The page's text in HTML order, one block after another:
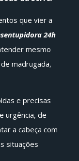
que vier a
24h
mesmo
madrugada,
e precisas
urgência, de
a cabeça com
situações